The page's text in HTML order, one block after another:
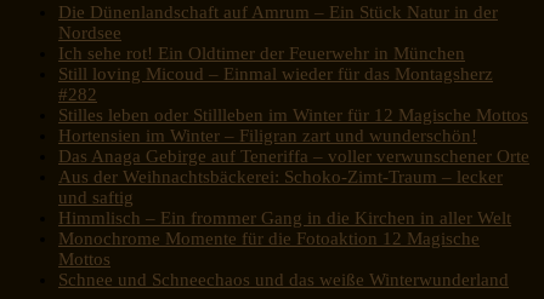
Die Dünenlandschaft auf Amrum – Ein Stück Natur in der
Nordsee
Ich sehe rot! Ein Oldtimer der Feuerwehr in München
Still loving Micoud – Einmal wieder für das Montagsherz
#282
Stilles leben oder Stillleben im Winter für 12 Magische Mottos
Hortensien im Winter – Filigran zart und wunderschön!
Das Anaga Gebirge auf Teneriffa – voller verwunschener Orte
Aus der Weihnachtsbäckerei: Schoko-Zimt-Traum – lecker
und saftig
Himmlisch – Ein frommer Gang in die Kirchen in aller Welt
Monochrome Momente für die Fotoaktion 12 Magische
Mottos
Schnee und Schneechaos und das weiße Winterwunderland